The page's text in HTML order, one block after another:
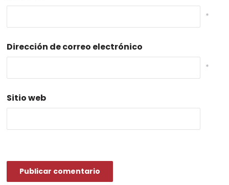
*
Dirección de correo electrónico
*
Sitio web